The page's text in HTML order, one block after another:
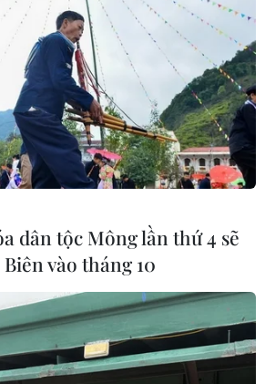
dân tộc Mông lần thứ 4 sẽ
vào tháng 10